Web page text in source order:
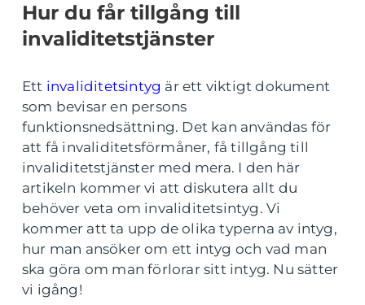
Hur du får tillgång till
invaliditetstjänster
Ett invaliditetsintyg är ett viktigt dokument
som bevisar en persons
funktionsnedsättning. Det kan användas för
att få invaliditetsförmåner, få tillgång till
invaliditetstjänster med mera. I den här
artikeln kommer vi att diskutera allt du
behöver veta om invaliditetsintyg. Vi
kommer att ta upp de olika typerna av intyg,
hur man ansöker om ett intyg och vad man
ska göra om man förlorar sitt intyg. Nu sätter
vi igång!